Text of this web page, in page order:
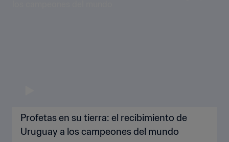
Profetas en su tierra: el recibimiento de
Uruguay a los campeones del mundo